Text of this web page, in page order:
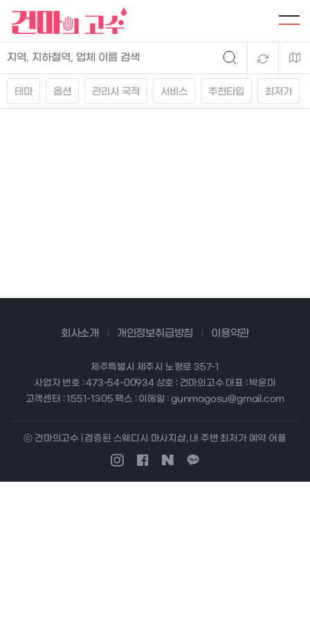
테마 옵션 관리사 국적 서비스 추천타입 최저가
회사소개 개인정보취급방침 이용약관
제주특별시 제주시 노형로 357-1
사업자 번호 : 473-54-00934 상호 : 건마의고수 대표 : 박윤미
고객센터 : 1551-1305 팩스 : 이메일 : gunmagosu@gmail.com
ⓒ 건마의고수 | 검증된 스웨디시 마사지샵, 내 주변 최저가 예약 어플